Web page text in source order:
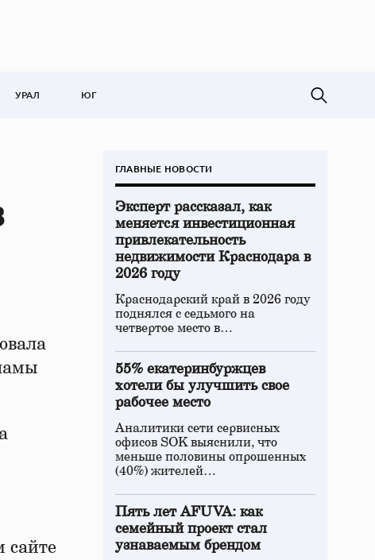
УРАЛ ЮГ
сайте
ГЛАВНЫЕ НОВОСТИ
Эксперт рассказал, как
меняется инвестиционная
привлекательность
недвижимости Краснодара в
2026 году
Краснодарский край в 2026 году
поднялся с седьмого на
четвертое место в…
55% екатеринбуржцев
хотели бы улучшить свое
рабочее место
Аналитики сети сервисных
офисов SOK выяснили, что
меньше половины опрошенных
(40%) жителей…
Пять лет AFUVA: как
семейный проект стал
узнаваемым брендом